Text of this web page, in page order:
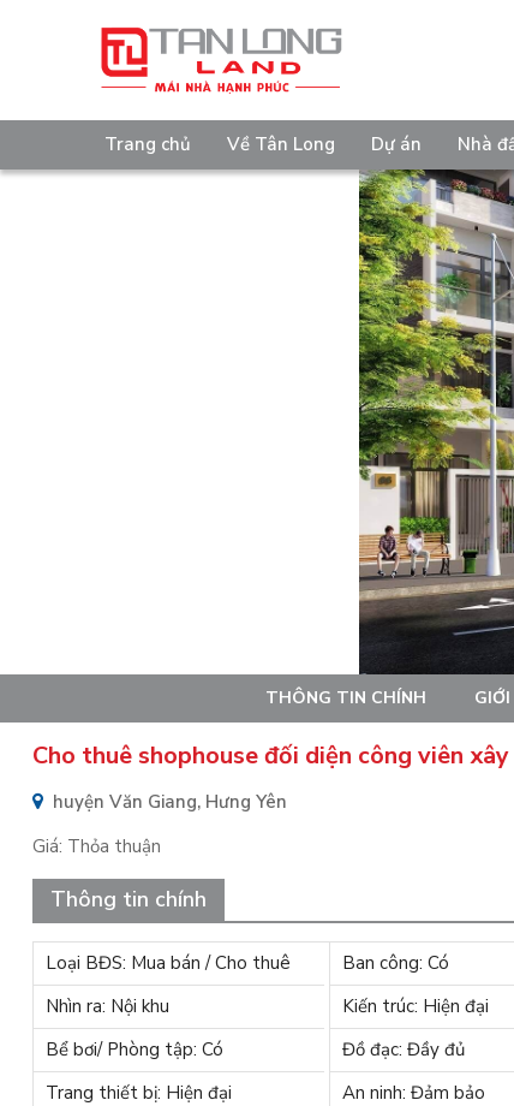
Trang chủ Về Tân Long Dự án Nhà
THÔNG TIN CHÍNH
Cho thuê shophouse đối diện công viên
huyện Văn Giang, Hưng Yên
Giá: Thỏa thuận
Thông tin chính
Loại BĐS: Mua bán / Cho thuê
Ban công: Có
Nhìn ra: Nội khu
Kiến trúc: Hiện đại
Bể bơi/ Phòng tập: Có
Đồ đạc: Đầy đủ
Trang thiết bị: Hiện đại
An ninh: Đảm bảo